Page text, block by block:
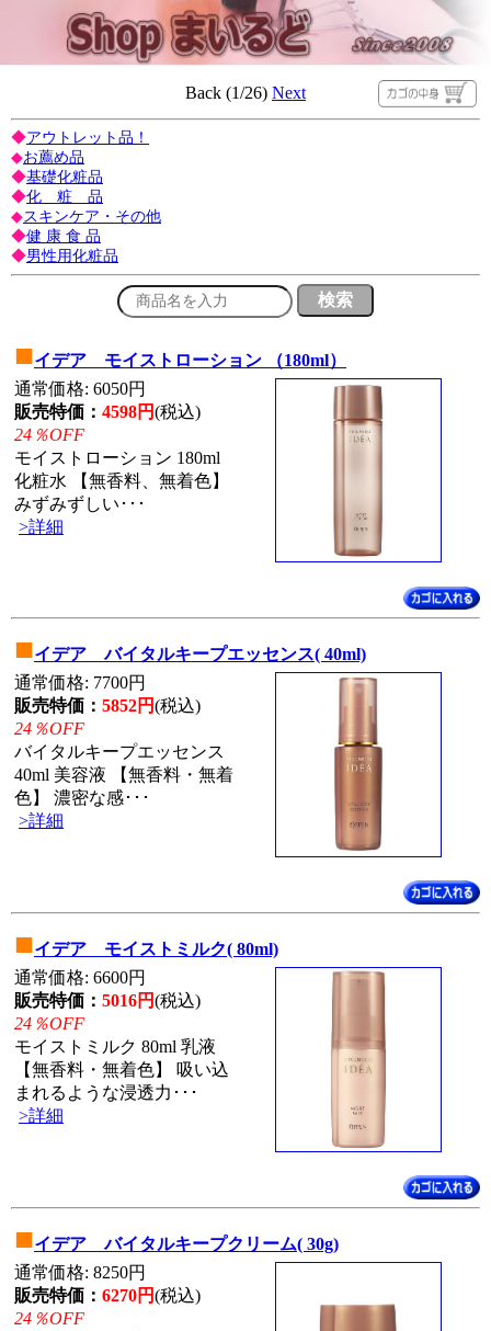
Back (1/26) Next
◆アウトレット品！
◆お薦め品
◆基礎化粧品
◆化 粧 品
◆スキンケア・その他
◆健 康 食 品
◆男性用化粧品
■イデア モイストローション （180ml）
通常価格: 6050円
販売特価： 4598円(税込)
24％OFF
モイストローション 180ml
化粧水 【無香料、無着色】
みずみずしい･･･
>詳細
■イデア バイタルキープエッセンス( 40ml)
通常価格: 7700円
販売特価： 5852円(税込)
24％OFF
バイタルキープエッセンス
40ml 美容液 【無香料・無着
色】 濃密な感･･･
>詳細
■イデア モイストミルク( 80ml)
通常価格: 6600円
販売特価： 5016円(税込)
24％OFF
モイストミルク 80ml 乳液
【無香料・無着色】 吸い込
まれるような浸透力･･･
>詳細
■イデア バイタルキープクリーム( 30g)
通常価格: 8250円
販売特価： 6270円(税込)
24％OFF